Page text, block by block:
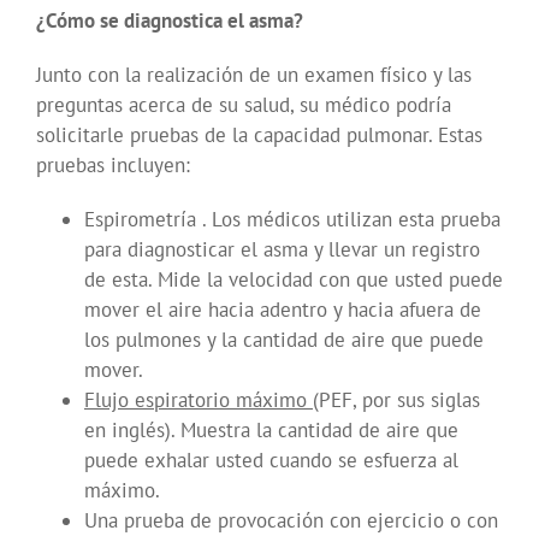
¿Cómo se diagnostica el asma?
Junto con la realización de un examen físico y las
preguntas acerca de su salud, su médico podría
solicitarle pruebas de la capacidad pulmonar. Estas
pruebas incluyen:
Espirometría . Los médicos utilizan esta prueba
para diagnosticar el asma y llevar un registro
de esta. Mide la velocidad con que usted puede
mover el aire hacia adentro y hacia afuera de
los pulmones y la cantidad de aire que puede
mover.
Flujo espiratorio máximo (PEF, por sus siglas
en inglés). Muestra la cantidad de aire que
puede exhalar usted cuando se esfuerza al
máximo.
Una prueba de provocación con ejercicio o con